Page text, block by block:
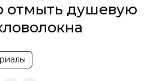
отмыть душевую